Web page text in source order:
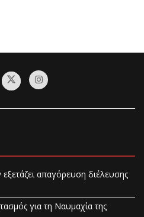
απαγόρευση διέλευσης
για τη Ναυμαχία της